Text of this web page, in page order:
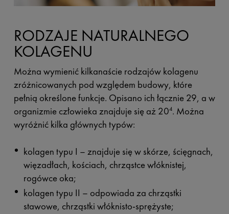
RODZAJE NATURALNEGO
KOLAGENU
Można wymienić kilkanaście rodzajów kolagenu
zróżnicowanych pod względem budowy, które
pełnią określone funkcje. Opisano ich łącznie 29, a w
organizmie człowieka znajduje się aż 204. Można
wyróżnić kilka głównych typów:
kolagen typu I – znajduje się w skórze, ścięgnach,
więzadłach, kościach, chrząstce włóknistej,
rogówce oka;
kolagen typu II – odpowiada za chrząstki
stawowe, chrząstki włóknisto-sprężyste;